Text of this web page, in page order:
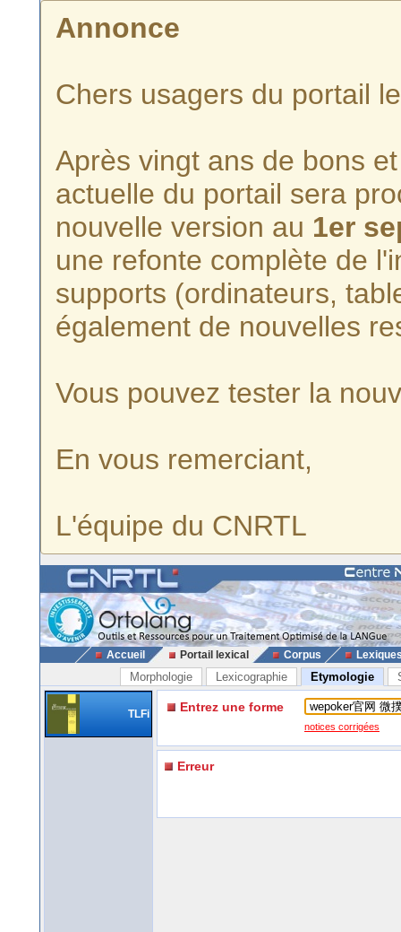
Annonce
Chers usagers du portail
Après vingt ans de bons
actuelle du portail sera
nouvelle version au 1er
une refonte complète de
supports (ordinateurs,
également de nouvelles
Vous pouvez tester la
En vous remerciant,
L'équipe du CNRTL
Accueil Portail lexical Corpus
Morphologie Lexicographie Etymologie
TLFi Entrez une forme
notices corrigées
Erreur